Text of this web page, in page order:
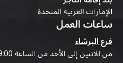
الإمارات العربية المتحدة
ساعات العمل
فرع البرشاء
من الاثنين إلى الأحد من الساعة 9:00 صباحًا حتى 07:00 مساءً